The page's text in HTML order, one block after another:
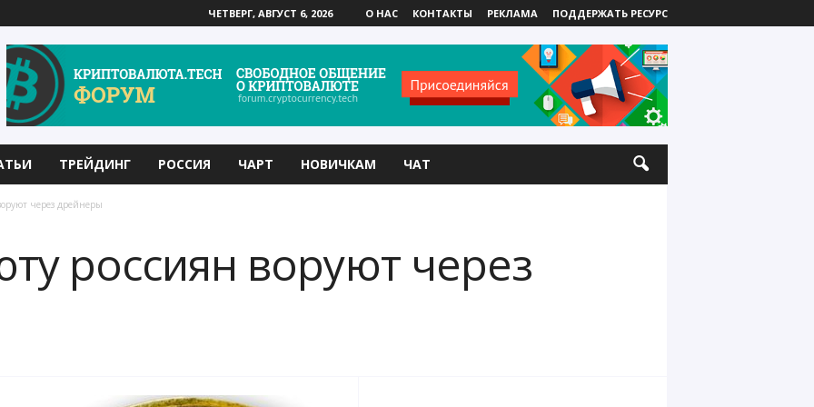
ЧЕТВЕРГ, АВГУСТ 6, 2026 О НАС КОНТАКТЫ РЕКЛАМА ПОДДЕРЖАТЬ РЕСУРС
ТРЕЙДИНГ РОССИЯ ЧАРТ НОВИЧКАМ ЧАТ
через дрейнеры
россиян воруют через